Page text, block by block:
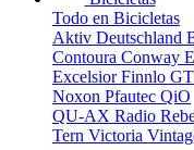
Todo en Bicicletas
Aktiv Deutschland
Contoura Conway
Excelsior Finnlo GT
Noxon Pfautec QiO
QU-AX Radio
Tern Victoria